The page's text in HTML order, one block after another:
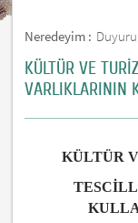
Neredeyim :
KÜLTÜR VE
VARLIKLARININ
KÜLTÜR